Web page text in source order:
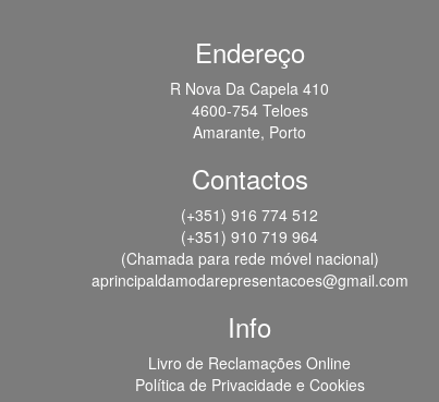
Endereço
R Nova Da Capela 410
4600-754 Teloes
Amarante, Porto
Contactos
(+351) 916 774 512
(+351) 910 719 964
(Chamada para rede móvel nacional)
aprincipaldamodarepresentacoes@gmail.com
Info
Livro de Reclamações Online
Política de Privacidade e Cookies